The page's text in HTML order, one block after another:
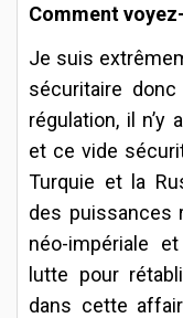
Comment
Je suis
sécuritaire
régulation, il n’y
et ce vide
Turquie et la
des puissances
néo-impériale
lutte pour
dans cette